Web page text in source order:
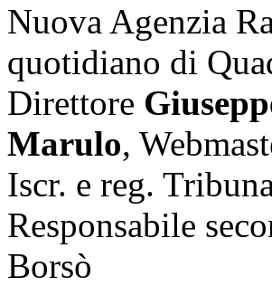
Nuova Agenzia
quotidiano di
Direttore
Marulo,
Iscr. e reg.
Responsabile
Borsò